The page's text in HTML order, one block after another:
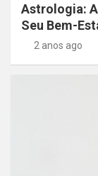
Astrologia:
Seu Bem-
2 anos ago